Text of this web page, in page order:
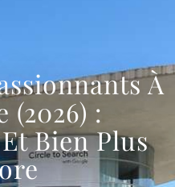
À
(2026) :
Bien Plus